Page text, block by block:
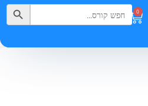
0
Search
for:
Search Button